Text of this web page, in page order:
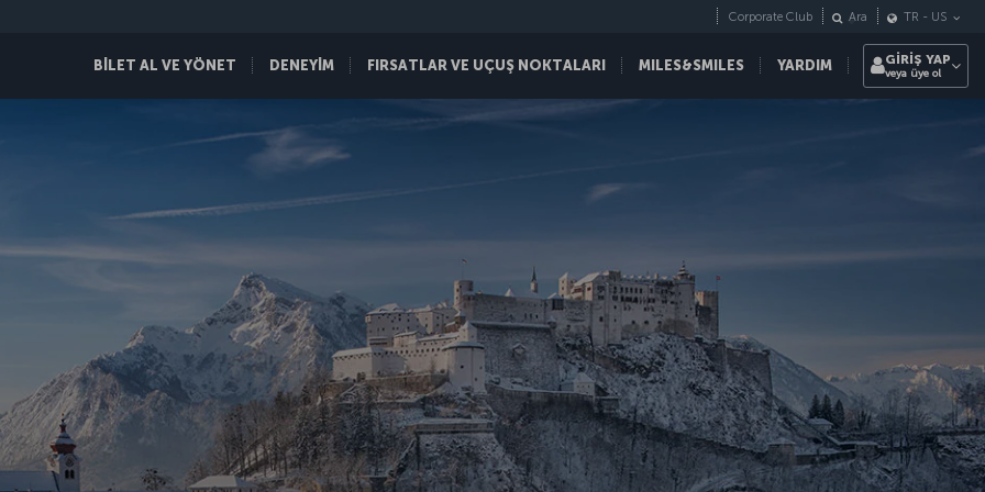
BİLET AL VE YÖNET DENEYİM FIRSATLAR VE UÇUŞ NOKTALARI MILES&SMILES YARDIM
Corporate Club Ara TR - US
GİRİŞ YAP
veya üye ol